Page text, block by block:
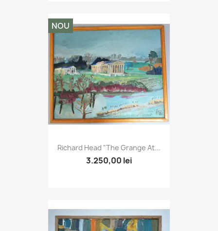
Richard Head "The Grange At...
3.250,00 lei
NOU